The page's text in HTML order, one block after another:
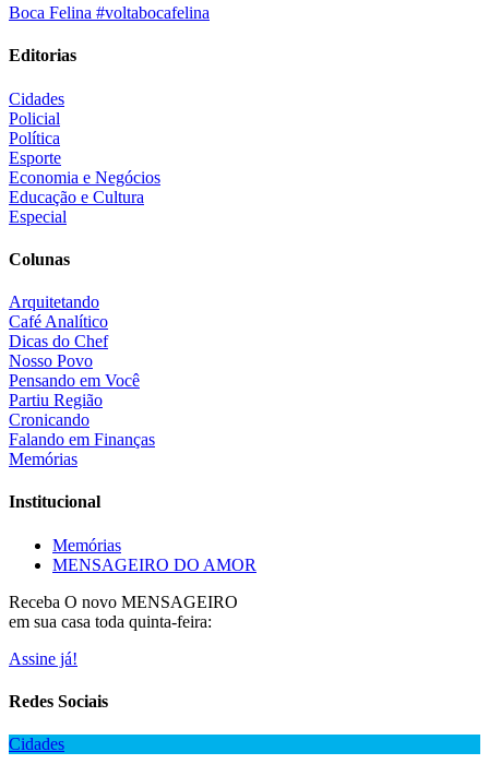
Boca Felina #voltabocafelina
Editorias
Cidades
Policial
Política
Esporte
Economia e Negócios
Educação e Cultura
Especial
Colunas
Arquitetando
Café Analítico
Dicas do Chef
Nosso Povo
Pensando em Você
Partiu Região
Cronicando
Falando em Finanças
Memórias
Institucional
Memórias
MENSAGEIRO DO AMOR
Receba O novo MENSAGEIRO
em sua casa toda quinta-feira:
Assine já!
Redes Sociais
Cidades